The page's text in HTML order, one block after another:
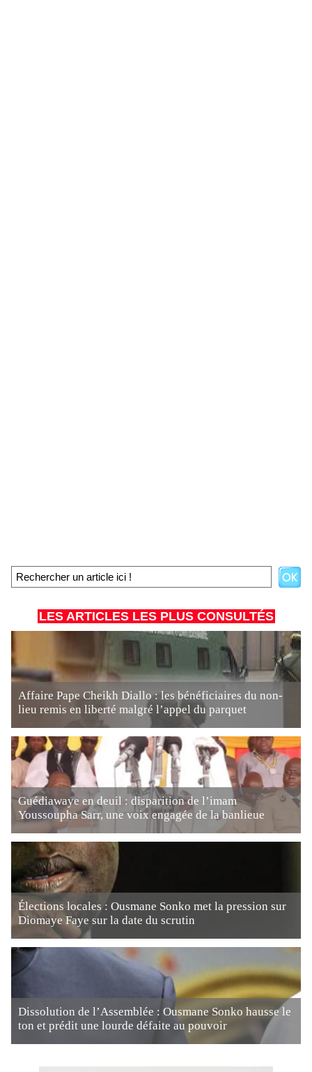
LES ARTICLES LES PLUS CONSULTÉS
Affaire Pape Cheikh Diallo : les bénéficiaires du non-
lieu remis en liberté malgré l’appel du parquet
Guédiawaye en deuil : disparition de l’imam
Youssoupha Sarr, une voix engagée de la banlieue
Élections locales : Ousmane Sonko met la pression sur
Diomaye Faye sur la date du scrutin
Dissolution de l’Assemblée : Ousmane Sonko hausse le
ton et prédit une lourde défaite au pouvoir